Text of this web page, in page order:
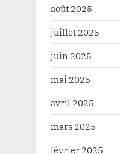
août 2025
juillet 2025
juin 2025
mai 2025
avril 2025
mars 2025
février 2025